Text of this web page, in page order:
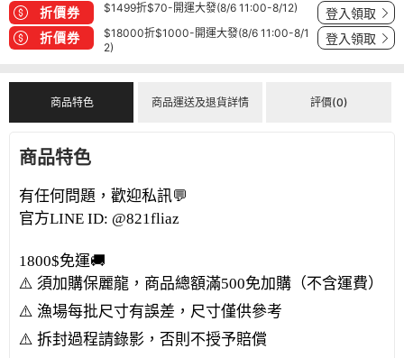
折價券 $1499折$70-開運大發(8/6 11:00-8/12) 登入領取
折價券
$18000折$1000-開運大發(8/6 11:00-8/1
2)
登入領取
商品特色 商品運送及退貨詳情 評價(0)
商品特色
有任何問題，歡迎私訊💬
官方LINE ID: @821fliaz
1800$免運🚚
⚠️ 須加購保麗龍，商品總額滿500免加購（不含運費）
⚠️ 漁場每批尺寸有誤差，尺寸僅供參考
⚠️ 拆封過程請錄影，否則不授予賠償